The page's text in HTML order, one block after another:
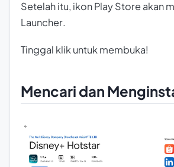
Setelah itu, ikon Play Store akan
Launcher.
Tinggal klik untuk membuka!
Mencari dan